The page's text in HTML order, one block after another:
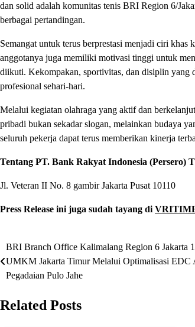
dan solid adalah komunitas tenis BRI Region 6/
berbagai pertandingan.
Semangat untuk terus berprestasi menjadi ciri khas
anggotanya juga memiliki motivasi tinggi untuk
diikuti. Kekompakan, sportivitas, dan disiplin yang
profesional sehari-hari.
Melalui kegiatan olahraga yang aktif dan
pribadi bukan sekadar slogan, melainkan budaya
seluruh pekerja dapat terus memberikan kinerja
Tentang PT. Bank Rakyat Indonesia (Persero)
Jl. Veteran II No. 8 gambir Jakarta Pusat 10110
Press Release ini juga sudah tayang di
Post
navigation
BRI Branch Office Kalimalang Region 6 Jakarta 1
UMKM Jakarta Timur Melalui Optimalisasi
Pegadaian Pulo Jahe
Related Posts